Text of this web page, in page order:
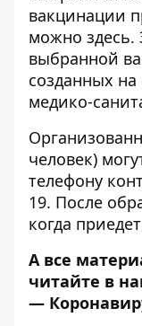
вакцинации
можно здесь.
выбранной
созданных
медико-
человек)
телефону
19. После
когда
А все
читайте в
—